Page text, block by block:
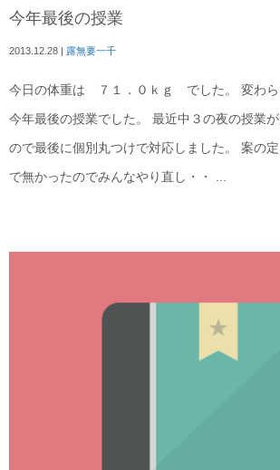
今年最後の授業
2013.12.28 | 露無要一千
今日の体重は ７１．０ｋｇ でした。 変わら
今年最後の授業でした。 最近中３の夜の授業
ので最後に個別丸つけで対応しました。 案の
で無かったのでみんなやり直し・・ ...